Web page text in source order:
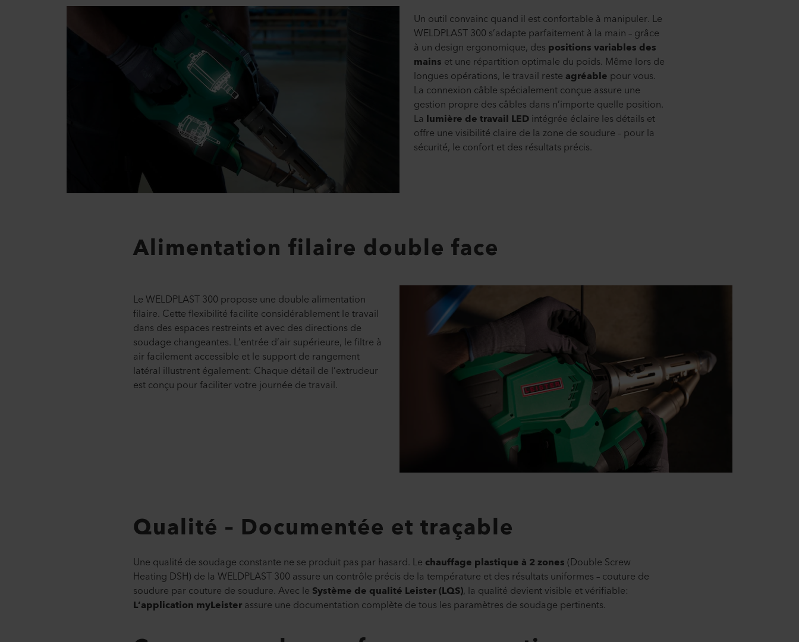
Un outil convainc quand il est confortable à manipuler. Le
WELDPLAST 300 s’adapte parfaitement à la main – grâce
à un design ergonomique, des positions variables des
mains et une répartition optimale du poids. Même lors de
longues opérations, le travail reste agréable pour vous.
La connexion câble spécialement conçue assure une
gestion propre des câbles dans n’importe quelle position.
La lumière de travail LEDintégrée éclaire les détails et
offre une visibilité claire de la zone de soudure – pour la
sécurité, le confort et des résultats précis.
Alimentation filaire double face
Le WELDPLAST 300 propose une double alimentation
filaire. Cette flexibilité facilite considérablement le travail
dans des espaces restreints et avec des directions de
soudage changeantes. L’entrée d’air supérieure, le filtre à
air facilement accessible et le support de rangement
latéral illustrent également: Chaque détail de l’extrudeur
est conçu pour faciliter votre journée de travail.
Qualité – Documentée et traçable
Une qualité de soudage constante ne se produit pas par hasard. Le chauffage plastique à 2 zones(Double Screw
Heating DSH) de la WELDPLAST 300 assure un contrôle précis de la température et des résultats uniformes – couture de
soudure par couture de soudure. Avec leSystème de qualité Leister (LQS), la qualité devient visible et vérifiable:
L’application myLeisterassure une documentation complète de tous les paramètres de soudage pertinents.